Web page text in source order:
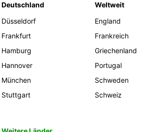
Deutschland
Düsseldorf
Frankfurt
Hamburg
Hannover
München
Stuttgart
Weltweit
England
Frankreich
Griechenland
Portugal
Schweden
Schweiz